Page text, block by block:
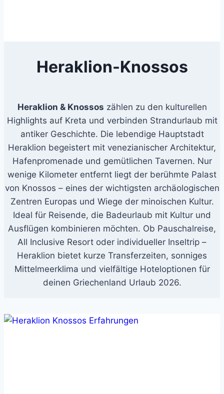
Heraklion-Knossos
Heraklion & Knossos zählen zu den kulturellen
Highlights auf Kreta und verbinden Strandurlaub mit
antiker Geschichte. Die lebendige Hauptstadt
Heraklion begeistert mit venezianischer Architektur,
Hafenpromenade und gemütlichen Tavernen. Nur
wenige Kilometer entfernt liegt der berühmte Palast
von Knossos – eines der wichtigsten archäologischen
Zentren Europas und Wiege der minoischen Kultur.
Ideal für Reisende, die Badeurlaub mit Kultur und
Ausflügen kombinieren möchten. Ob Pauschalreise,
All Inclusive Resort oder individueller Inseltrip –
Heraklion bietet kurze Transferzeiten, sonniges
Mittelmeerklima und vielfältige Hoteloptionen für
deinen Griechenland Urlaub 2026.